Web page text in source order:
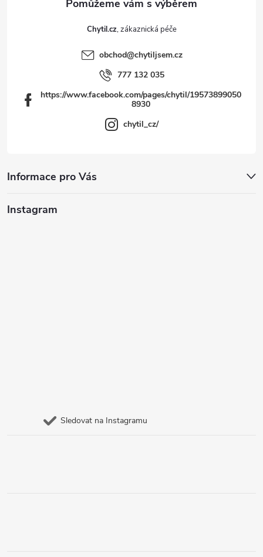
Chytil.cz
obchod@chytiljsem.cz
777 132 035
https://www.facebook.com/pages/chytil/19573899050
8930
chytil_cz/
Informace pro Vás
Instagram
Sledovat na Instagramu